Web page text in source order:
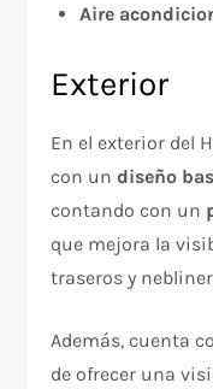
Aire
Exterior
En el exterior del
con undiseño
contando con un
que mejora la
traseros y
Además, cuenta
de ofrecer una